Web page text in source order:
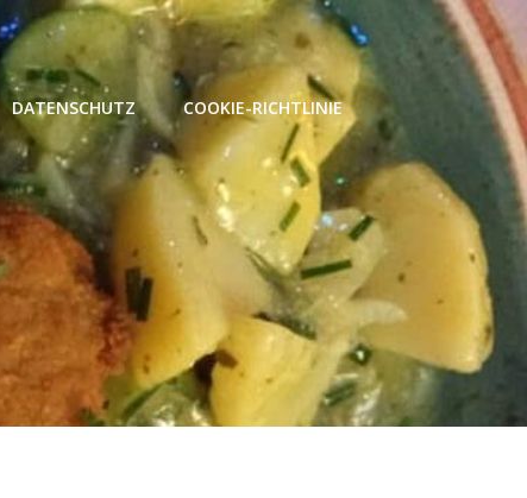
DATENSCHUTZ COOKIE-RICHTLINIE